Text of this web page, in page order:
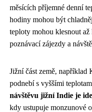
měsících příjemné denní
hodiny mohou být
teploty mohou klesnout
poznávací zájezdy a
Jižní část země, například
podnebí s vyššími
návštěvu jižní Indie je
kdy ustupuje monzunové